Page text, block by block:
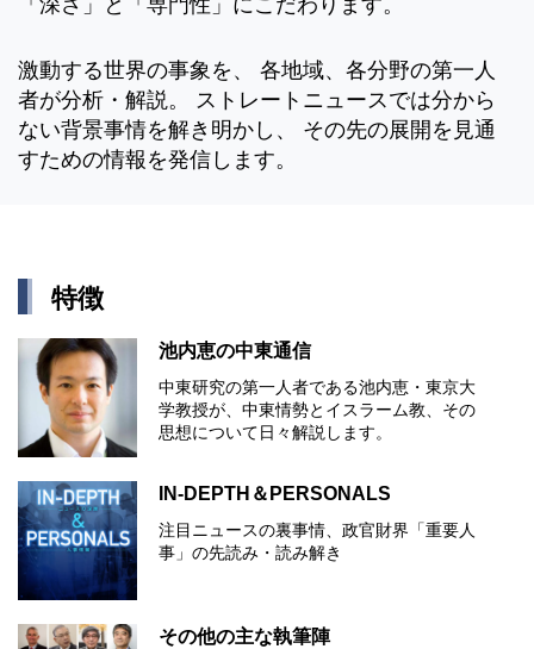
「深さ」と「専門性」にこだわります。
激動する世界の事象を、 各地域、各分野の第一人
者が分析・解説。 ストレートニュースでは分から
ない背景事情を解き明かし、 その先の展開を見通
すための情報を発信します。
特徴
池内恵の中東通信
中東研究の第⼀⼈者である池内恵・東京⼤
学教授が、中東情勢とイスラーム教、その
思想について⽇々解説します。
IN-DEPTH＆PERSONALS
注目ニュースの裏事情、政官財界「重要人
事」の先読み・読み解き
その他の主な執筆陣